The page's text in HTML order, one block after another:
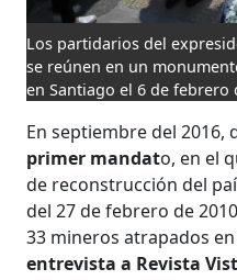
Los partidarios del
se reúnen en un
en Santiago el 6 de febrero
En septiembre del 2016,
primer mandato, en el
de reconstrucción del
del 27 de febrero de
33 mineros atrapados
entrevista a Revista